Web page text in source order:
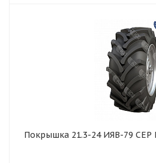
Покрышка 21.3-24 ИЯВ-79 СЕР